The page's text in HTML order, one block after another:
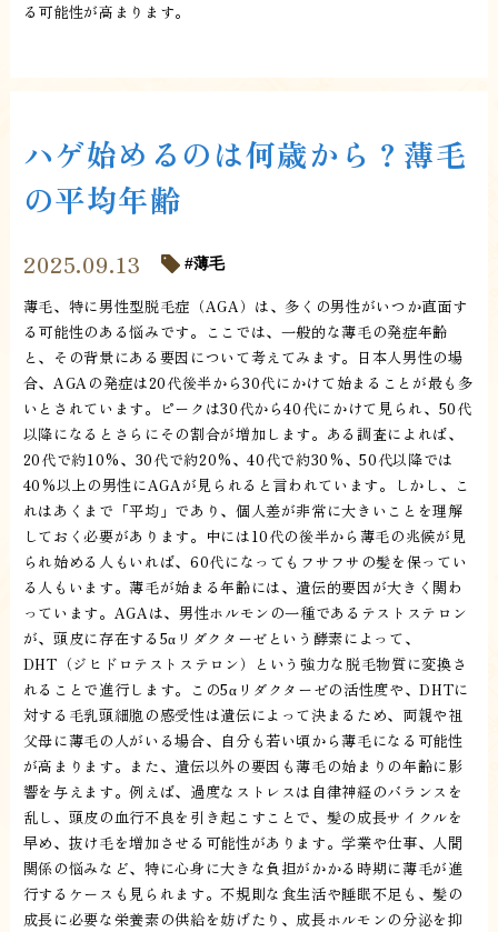
る可能性が高まります。
ハゲ始めるのは何歳から？薄毛
の平均年齢
2025.09.13 薄毛
薄毛、特に男性型脱毛症（AGA）は、多くの男性がいつか直面す
る可能性のある悩みです。ここでは、一般的な薄毛の発症年齢
と、その背景にある要因について考えてみます。日本人男性の場
合、AGAの発症は20代後半から30代にかけて始まることが最も多
いとされています。ピークは30代から40代にかけて見られ、50代
以降になるとさらにその割合が増加します。ある調査によれば、
20代で約10%、30代で約20%、40代で約30%、50代以降では
40%以上の男性にAGAが見られると言われています。しかし、こ
れはあくまで「平均」であり、個人差が非常に大きいことを理解
しておく必要があります。中には10代の後半から薄毛の兆候が見
られ始める人もいれば、60代になってもフサフサの髪を保ってい
る人もいます。薄毛が始まる年齢には、遺伝的要因が大きく関わ
っています。AGAは、男性ホルモンの一種であるテストステロン
が、頭皮に存在する5αリダクターゼという酵素によって、
DHT（ジヒドロテストステロン）という強力な脱毛物質に変換さ
れることで進行します。この5αリダクターゼの活性度や、DHTに
対する毛乳頭細胞の感受性は遺伝によって決まるため、両親や祖
父母に薄毛の人がいる場合、自分も若い頃から薄毛になる可能性
が高まります。また、遺伝以外の要因も薄毛の始まりの年齢に影
響を与えます。例えば、過度なストレスは自律神経のバランスを
乱し、頭皮の血行不良を引き起こすことで、髪の成長サイクルを
早め、抜け毛を増加させる可能性があります。学業や仕事、人間
関係の悩みなど、特に心身に大きな負担がかかる時期に薄毛が進
行するケースも見られます。不規則な食生活や睡眠不足も、髪の
成長に必要な栄養素の供給を妨げたり、成長ホルモンの分泌を抑